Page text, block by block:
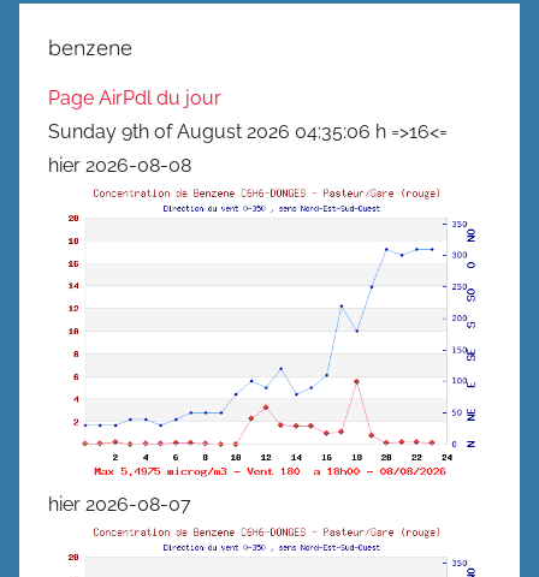
benzene
Page AirPdl du jour
Sunday 9th of August 2026 04:35:06 h =>16<=
hier 2026-08-08
hier 2026-08-07